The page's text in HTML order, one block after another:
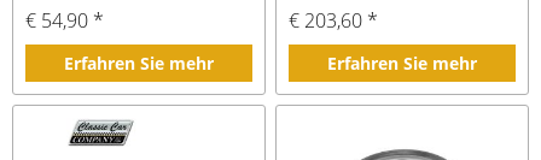
€ 54,90 *
Erfahren Sie mehr
€ 203,60 *
Erfahren Sie mehr